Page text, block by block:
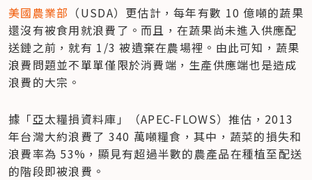
美國農業部 （USDA）更估計，每年有數 10 億噸的蔬果
還沒有被食用就浪費了。而且，在蔬果尚未進入供應配
送鏈之前，就有 1/3 被遺棄在農場裡。由此可知，蔬果
浪費問題並不單單僅限於消費端，生產供應端也是造成
浪費的大宗。
據「亞太糧損資料庫」（APEC-FLOWS）推估，2013
年台灣大約浪費了 340 萬噸糧食，其中，蔬菜的損失和
浪費率為 53%，顯見有超過半數的農產品在種植至配送
的階段即被浪費。